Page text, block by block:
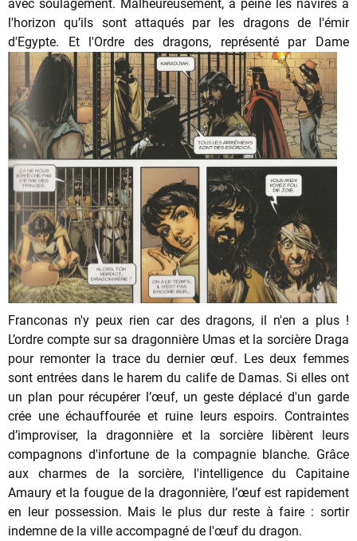
avec soulagement. Malheureusement, à peine les navires à
l'horizon qu’ils sont attaqués par les dragons de l'émir
d'Egypte. Et l'Ordre des dragons, représenté par Dame
Franconas n'y peux rien car des dragons, il n'en a plus !
L’ordre compte sur sa dragonnière Umas et la sorcière Draga
pour remonter la trace du dernier œuf. Les deux femmes
sont entrées dans le harem du calife de Damas. Si elles ont
un plan pour récupérer l’œuf, un geste déplacé d'un garde
crée une échauffourée et ruine leurs espoirs. Contraintes
d’improviser, la dragonnière et la sorcière libèrent leurs
compagnons d'infortune de la compagnie blanche. Grâce
aux charmes de la sorcière, l'intelligence du Capitaine
Amaury et la fougue de la dragonnière, l’œuf est rapidement
en leur possession. Mais le plus dur reste à faire : sortir
indemne de la ville accompagné de l'œuf du dragon.